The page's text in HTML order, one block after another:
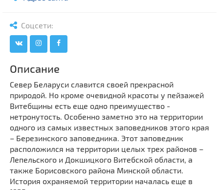
Синагоги
Часовни
Кирхи
Кладбище
Культурные центры
Театры
Галереи
Концертные залы
Соцсети:
Описание
Север Беларуси славится своей прекрасной
природой. Но кроме очевидной красоты у пейзажей
Витебщины есть еще одно преимущество -
нетронутость. Особенно заметно это на территории
одного из самых известных заповедников этого края
– Березинского заповедника. Этот заповедник
расположился на территории целых трех районов –
Лепельского и Докшицкого Витебской области, а
также Борисовского района Минской области.
История охраняемой территории началась еще в